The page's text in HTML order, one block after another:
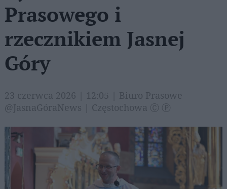
Prasowego i
rzecznikiem Jasnej
Góry
23 czerwca 2026 | 12:05 | Biuro Prasowe
@JasnaGóraNews | Częstochowa Ⓒ Ⓟ